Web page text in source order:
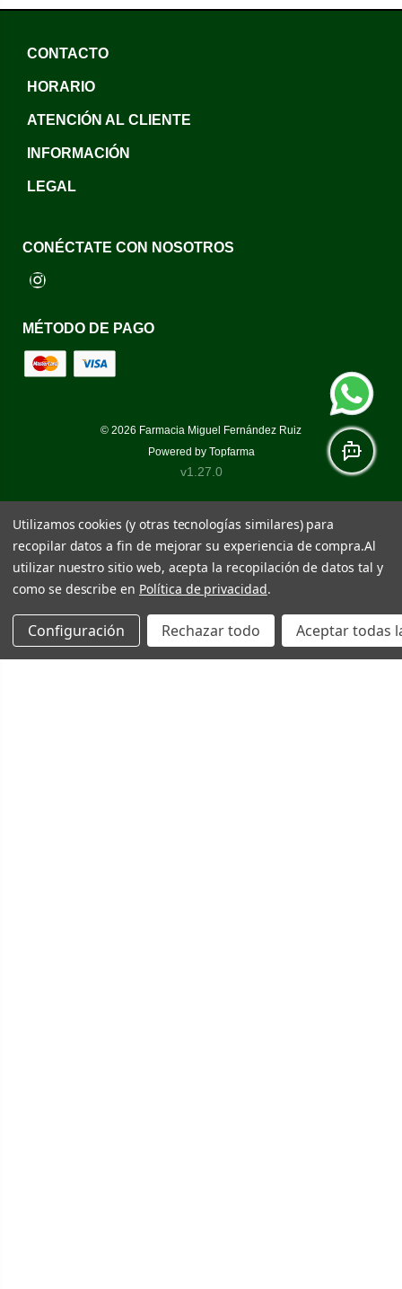
CONTACTO
HORARIO
ATENCIÓN AL CLIENTE
INFORMACIÓN
LEGAL
CONÉCTATE CON NOSOTROS
Instagram
MÉTODO DE PAGO
© 2026 Farmacia Miguel Fernández Ruiz
Powered by Topfarma
v1.27.0
Utilizamos cookies (y otras tecnologías similares) para
recopilar datos a fin de mejorar su experiencia de compra.Al
utilizar nuestro sitio web, acepta la recopilación de datos tal y
como se describe en Política de privacidad.
Configuración Rechazar todo Aceptar todas